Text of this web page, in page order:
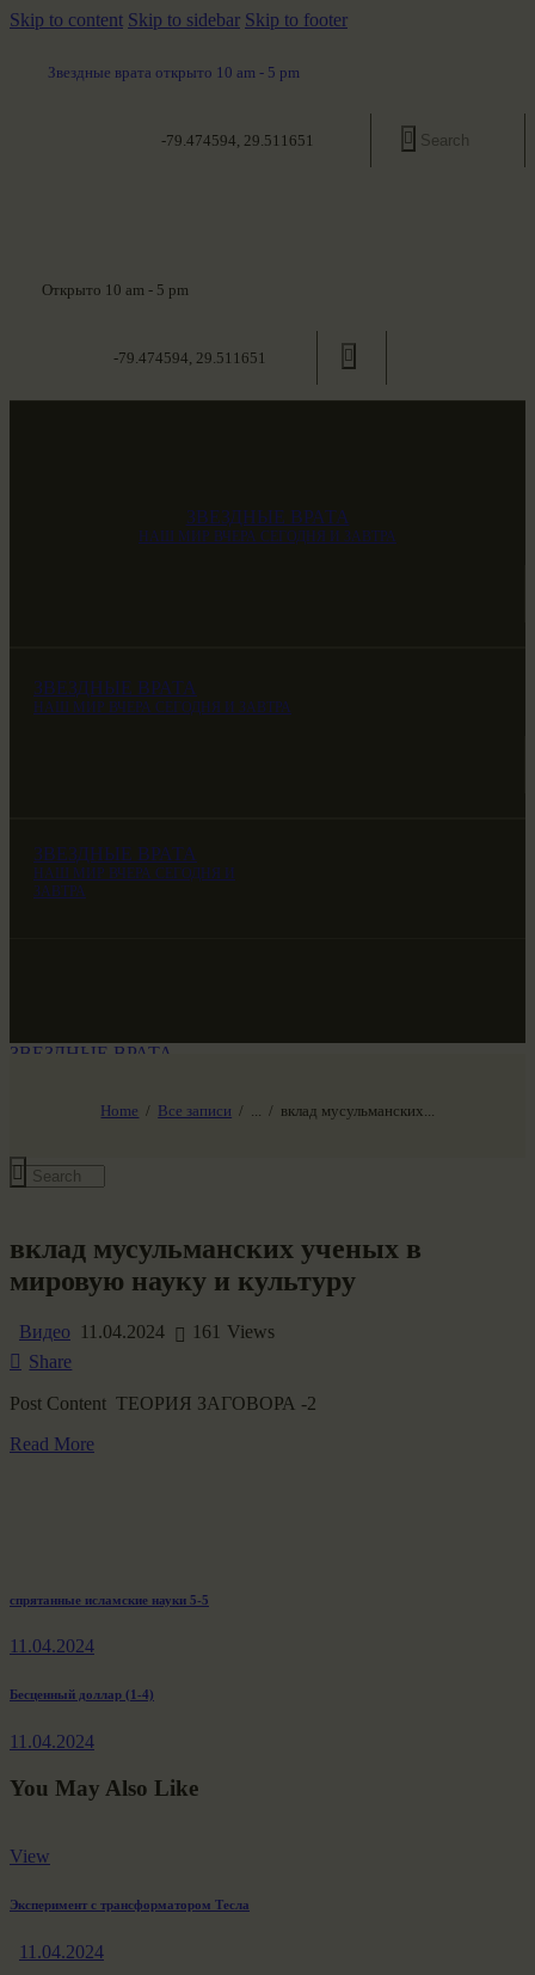
Skip to content Skip to sidebar Skip to footer
Звездные врата открыто 10 am - 5 pm
-79.474594, 29.511651
Открыто 10 am - 5 pm
-79.474594, 29.511651
ЗВЕЗДНЫЕ ВРАТА
НАШ МИР ВЧЕРА СЕГОДНЯ И ЗАВТРА
ЗВЕЗДНЫЕ ВРАТА
НАШ МИР ВЧЕРА СЕГОДНЯ И ЗАВТРА
ЗВЕЗДНЫЕ ВРАТА
НАШ МИР ВЧЕРА СЕГОДНЯ И
ЗАВТРА
Home Все записи вклад мусульманских...
ЗВЕЗДНЫЕ ВРАТА
вклад мусульманских ученых в
мировую науку и культуру
Видео 11.04.2024 161 Views
Share
Post Content ТЕОРИЯ ЗАГОВОРА -2
Read More
Навигация
по
Previous
спрятанные исламские науки 5-5
11.04.2024
Next
Бесценный доллар (1-4)
11.04.2024
You May Also Like
View
Эксперимент с трансформатором Тесла
11.04.2024